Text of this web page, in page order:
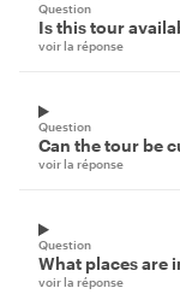
Question
Is this tour
voir la réponse
Question
Can the tour be
voir la réponse
Question
What places are
voir la réponse